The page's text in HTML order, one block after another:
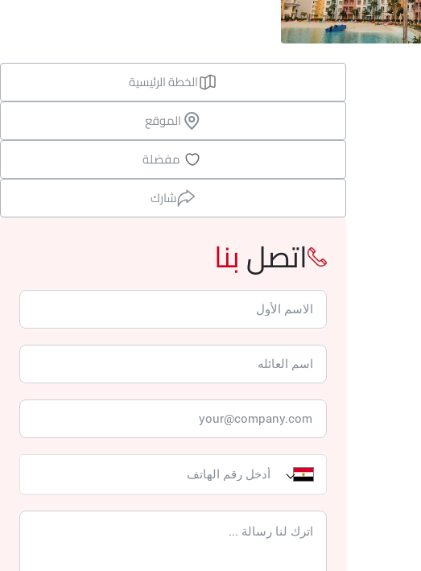
الخطة الرئيسية
الموقع
مفضلة
شارك
اتصلبنا